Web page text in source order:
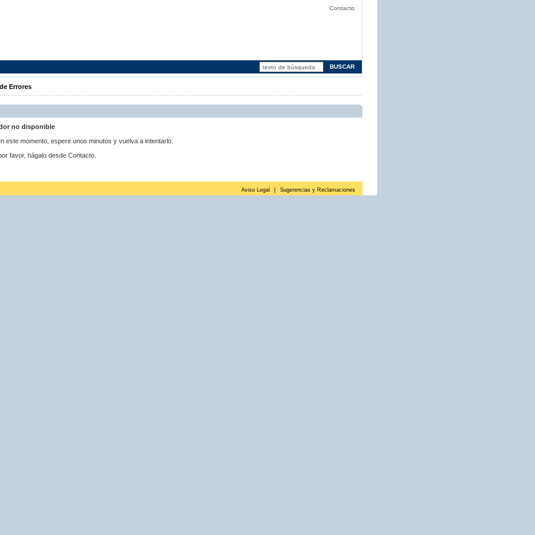
Contacto
Errores
no disponible
este momento, espere unos minutos y vuelva a intentarlo.
favor, hágalo desde Contacto.
Aviso Legal Sugerencias y Reclamaciones